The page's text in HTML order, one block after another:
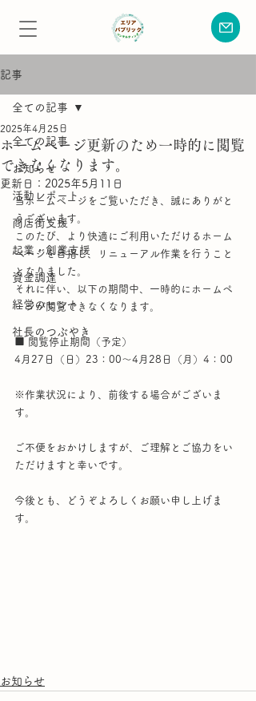
記事
全ての記事
お知らせ
活動レポート
商店街支援
起業・創業支援
資金調達
経営のヒント
社長のつぶやき
全ての記事
ホームページ更新のため一時的に閲覧
できなくなります。
2025年4月25日
更新日： 2025年5月11日
当ホームページをご覧いただき、誠にありがと
うございます。
このたび、より快適にご利用いただけるホーム
ページを目指し、リニューアル作業を行うこと
となりました。
それに伴い、以下の期間中、一時的にホームペ
ージが閲覧できなくなります。
■ 閲覧停止期間（予定）
4月27日（日）23：00〜4月28日（月）4：00
※作業状況により、前後する場合がございま
す。
ご不便をおかけしますが、ご理解とご協力をい
ただけますと幸いです。
今後とも、どうぞよろしくお願い申し上げま
す。
お知らせ